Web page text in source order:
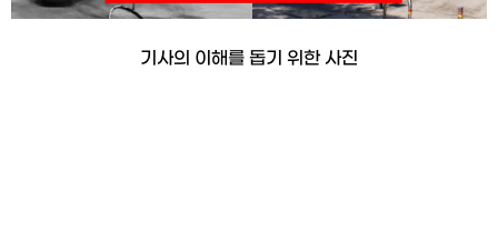
기사의 이해를 돕기 위한 사진